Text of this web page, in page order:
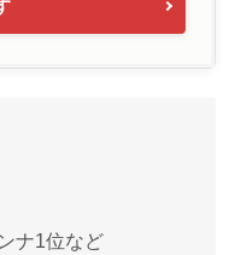
ナ1位など